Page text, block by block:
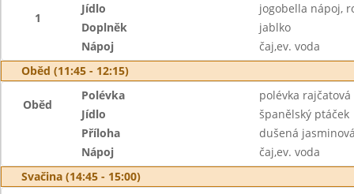
1
Jídlo
jogobella nápoj,
Doplněk
jablko
Nápoj
čaj,ev. voda
Oběd (11:45 - 12:15)
Oběd
Polévka
polévka
Jídlo
španělský ptáček
Příloha
dušená
Nápoj
čaj,ev. voda
Svačina (14:45 - 15:00)